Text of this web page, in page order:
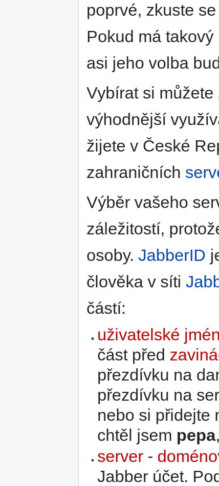
poprvé, zkuste
Pokud má
asi jeho volba
Vybírat si
výhodnější
žijete v České
zahraničních
Výběr vašeho
záležitostí,
osoby. JabberID
člověka v síti
částí:
uživatelské
část před
přezdívku na
přezdívku na
nebo si přidejte
chtěl jsem pepa
server -
Jabber účet.